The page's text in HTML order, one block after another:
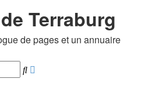
Terraburg
de pages et un annuaire
Rechercher